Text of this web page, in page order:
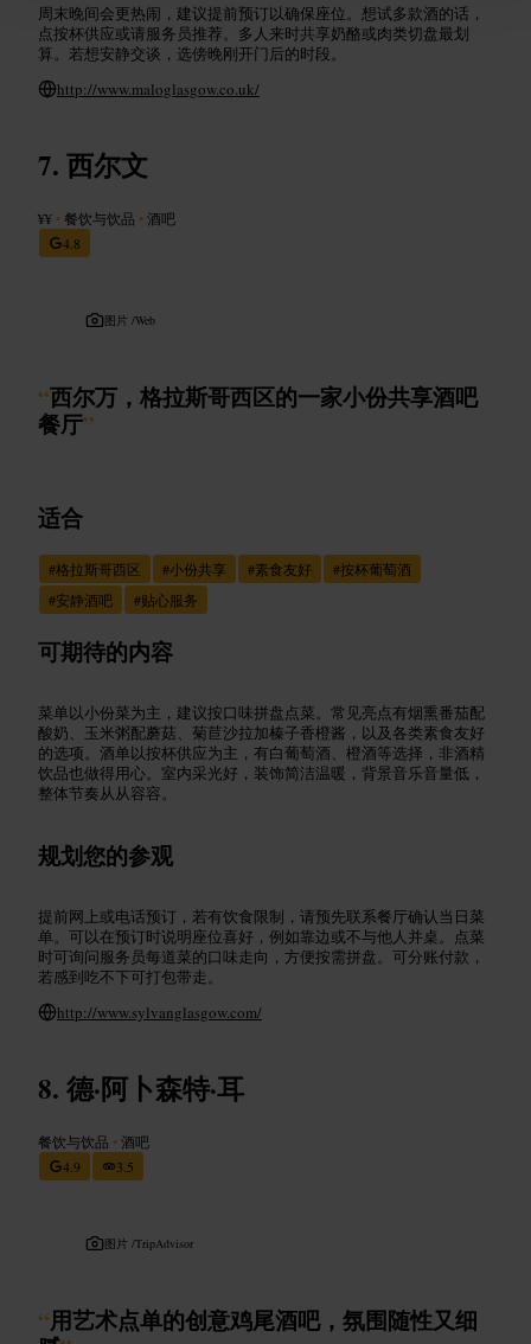
周末晚间会更热闹，建议提前预订以确保座位。想试多款酒的话，
点按杯供应或请服务员推荐。多人来时共享奶酪或肉类切盘最划
算。若想安静交谈，选傍晚刚开门后的时段。
http://www.maloglasgow.co.uk/
西尔文
¥¥ •餐饮与饮品 •酒吧
4.8
图片 /Web
“西尔万，格拉斯哥西区的一家小份共享酒吧
餐厅”
适合
#格拉斯哥西区 #小份共享 #素食友好 #按杯葡萄酒
#安静酒吧 #贴心服务
可期待的内容
菜单以小份菜为主，建议按口味拼盘点菜。常见亮点有烟熏番茄配
酸奶、玉米粥配蘑菇、菊苣沙拉加榛子香橙酱，以及各类素食友好
的选项。酒单以按杯供应为主，有白葡萄酒、橙酒等选择，非酒精
饮品也做得用心。室内采光好，装饰简洁温暖，背景音乐音量低，
整体节奏从从容容。
规划您的参观
提前网上或电话预订，若有饮食限制，请预先联系餐厅确认当日菜
单。可以在预订时说明座位喜好，例如靠边或不与他人并桌。点菜
时可询问服务员每道菜的口味走向，方便按需拼盘。可分账付款，
若感到吃不下可打包带走。
http://www.sylvanglasgow.com/
德·阿卜森特·耳
餐饮与饮品 •酒吧
4.9
3.5
图片 /TripAdvisor
“用艺术点单的创意鸡尾酒吧，氛围随性又细